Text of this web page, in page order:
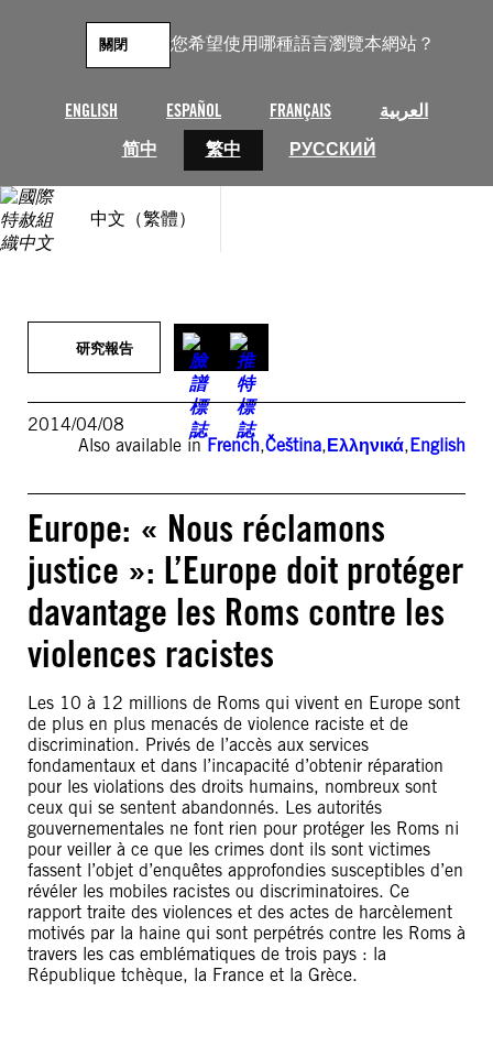
您希望使用哪種語言瀏覽本網站？
ENGLISH ESPAÑOL FRANÇAIS
العربية
简中
繁中 РУССКИЙ
關閉
中文（繁體）
研究報告
2014/04/08
Also available inFrench,Čeština,Ελληνικά,English
Europe: « Nous réclamons
justice »: L’Europe doit protéger
davantage les Roms contre les
violences racistes
Les 10 à 12 millions de Roms qui vivent en Europe sont
de plus en plus menacés de violence raciste et de
discrimination. Privés de l’accès aux services
fondamentaux et dans l’incapacité d’obtenir réparation
pour les violations des droits humains, nombreux sont
ceux qui se sentent abandonnés. Les autorités
gouvernementales ne font rien pour protéger les Roms ni
pour veiller à ce que les crimes dont ils sont victimes
fassent l’objet d’enquêtes approfondies susceptibles d’en
révéler les mobiles racistes ou discriminatoires. Ce
rapport traite des violences et des actes de harcèlement
motivés par la haine qui sont perpétrés contre les Roms à
travers les cas emblématiques de trois pays : la
République tchèque, la France et la Grèce.